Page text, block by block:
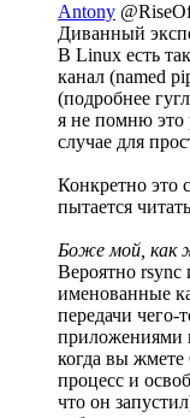
Antony
Диванный
В Linux есть
канал (named
(подробнее
я не помню это
случае для
Конкретно это
пытается
Боже мой, как
Вероятно rsync
именованные
передачи
приложениями
когда вы жмете
процесс и
что он